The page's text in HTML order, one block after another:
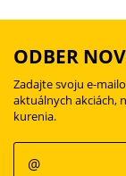
ODBER
Zadajte svoju e-
aktuálnych akciách,
kurenia.